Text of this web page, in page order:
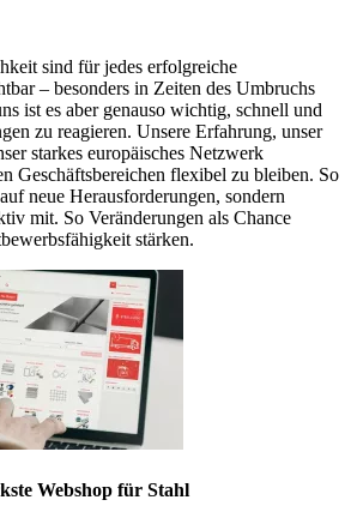
sind für jedes erfolgreiche
– besonders in Zeiten des Umbruchs
ist es aber genauso wichtig, schnell und
zu reagieren. Unsere Erfahrung, unser
starkes europäisches Netzwerk
Geschäftsbereichen flexibel zu bleiben. So
neue Herausforderungen, sondern
mit. So Veränderungen als Chance
stärken.
Webshop für Stahl